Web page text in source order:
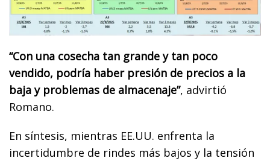
“Con una cosecha tan grande y tan poco
vendido, podría haber presión de precios a la
baja y problemas de almacenaje”, advirtió
Romano.
En síntesis, mientras EE.UU. enfrenta la
incertidumbre de rindes más bajos y la tensión